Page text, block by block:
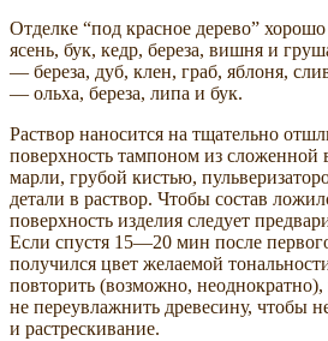
Отделке “под красное дерево”
ясень, бук, кедр, береза, вишня и
— береза, дуб, клен, граб, яблоня,
— ольха, береза, липа и бук.
Раствор наносится на тщательно
поверхность тампоном из сложенной
марли, грубой кистью,
детали в раствор. Чтобы состав
поверхность изделия следует
Если спустя 15—20 мин после
получился цвет желаемой
повторить (возможно, неоднократно),
не переувлажнить древесину, чтобы
и растрескивание.